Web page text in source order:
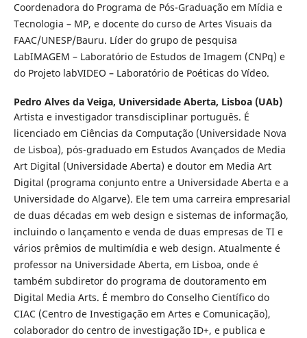
Coordenadora do Programa de Pós-Graduação em Mídia e
Tecnologia – MP, e docente do curso de Artes Visuais da
FAAC/UNESP/Bauru. Líder do grupo de pesquisa
LabIMAGEM – Laboratório de Estudos de Imagem (CNPq) e
do Projeto labVIDEO – Laboratório de Poéticas do Vídeo.
Pedro Alves da Veiga, Universidade Aberta, Lisboa (UAb)
Artista e investigador transdisciplinar português. É
licenciado em Ciências da Computação (Universidade Nova
de Lisboa), pós-graduado em Estudos Avançados de Media
Art Digital (Universidade Aberta) e doutor em Media Art
Digital (programa conjunto entre a Universidade Aberta e a
Universidade do Algarve). Ele tem uma carreira empresarial
de duas décadas em web design e sistemas de informação,
incluindo o lançamento e venda de duas empresas de TI e
vários prêmios de multimídia e web design. Atualmente é
professor na Universidade Aberta, em Lisboa, onde é
também subdiretor do programa de doutoramento em
Digital Media Arts. É membro do Conselho Científico do
CIAC (Centro de Investigação em Artes e Comunicação),
colaborador do centro de investigação ID+, e publica e